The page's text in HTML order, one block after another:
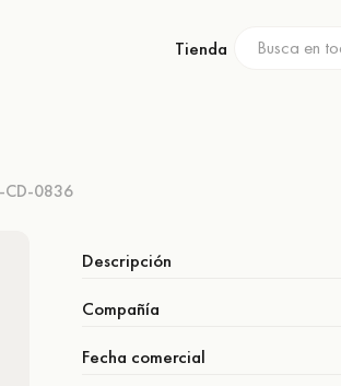
Tienda
CD-0836
Descripción
Compañía
Fecha comercial